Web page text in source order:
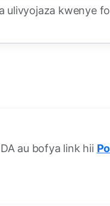
ulivyojaza kwenye
au bofya link hii